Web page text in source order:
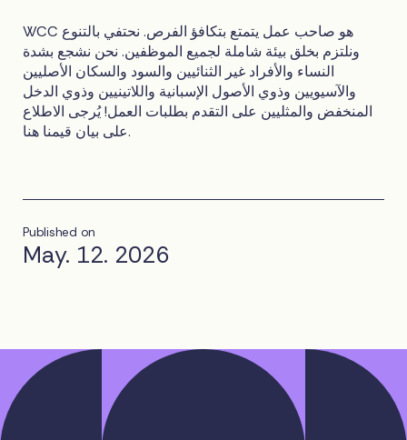
WCC هو صاحب عمل يتمتع بتكافؤ الفرص. نحتفي بالتنوع
ونلتزم بخلق بيئة شاملة لجميع الموظفين. نحن نشجع بشدة
النساء والأفراد غير الثنائيين والسود والسكان الأصليين
والآسيويين وذوي الأصول الإسبانية واللاتينيين وذوي الدخل
المنخفض والمثليين على التقدم بطلبات العمل! يُرجى الاطلاع
على بيان قيمنا هنا.
Published on
May. 12. 2026